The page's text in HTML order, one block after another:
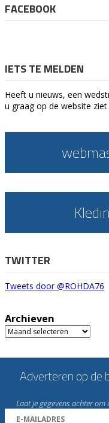
FACEBOOK
IETS TE MELDEN
Heeft u nieuws, een
u graag op de website
TWITTER
Tweets door @ROHDA76
Archieven
Archieven
Adverteren op de
Laat je gegevens achter